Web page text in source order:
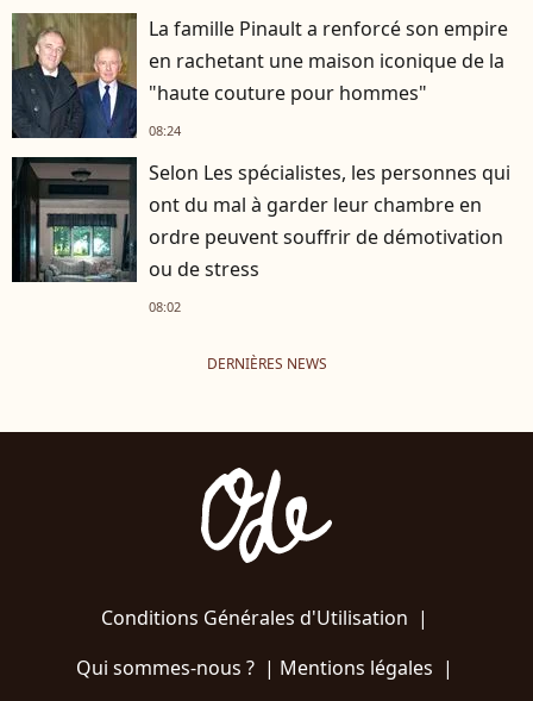
La famille Pinault a renforcé son empire
en rachetant une maison iconique de la
"haute couture pour hommes"
08:24
Selon Les spécialistes, les personnes qui
ont du mal à garder leur chambre en
ordre peuvent souffrir de démotivation
ou de stress
08:02
DERNIÈRES NEWS
Conditions Générales d'Utilisation |
Qui sommes-nous ?| Mentions légales |